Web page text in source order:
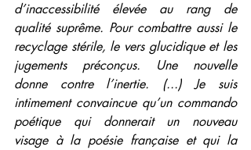
d’inaccessibilité élevée au rang de
qualité suprême. Pour combattre aussi le
recyclage stérile, le vers glucidique et les
jugements préconçus. Une nouvelle
donne contre l’inertie. (...) Je suis
intimement convaincue qu’un commando
poétique qui donnerait un nouveau
visage à la poésie française et qui la